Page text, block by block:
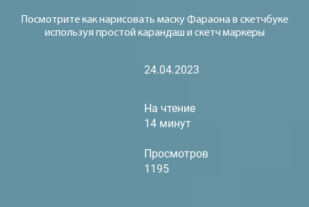
Посмотрите как нарисовать маску Фараона в скетчбуке
используя простой карандаш и скетч маркеры
24.04.2023
На чтение
14 минут
Просмотров
1195